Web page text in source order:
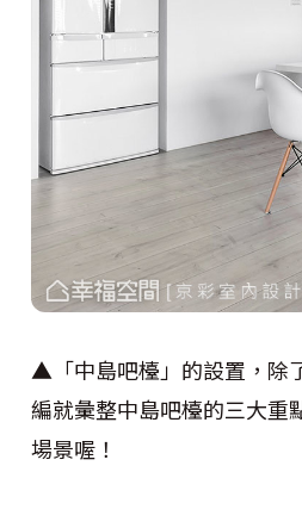
▲「中島吧檯」的設置，除
編就彙整中島吧檯的三大重
場景喔！